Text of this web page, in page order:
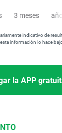
3 meses año
indicativo de
información lo hace
la APP